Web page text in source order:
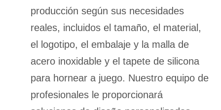
producción según sus necesidades
reales, incluidos el tamaño, el material,
el logotipo, el embalaje y la malla de
acero inoxidable y el tapete de silicona
para hornear a juego. Nuestro equipo de
profesionales le proporcionará